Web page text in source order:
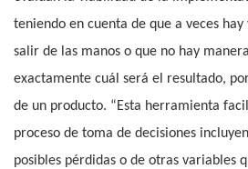
teniendo en cuenta de que a veces
salir de las manos o que no hay
exactamente cuál será el resultado,
de un producto. “Esta herramienta
proceso de toma de decisiones
posibles pérdidas o de otras variables